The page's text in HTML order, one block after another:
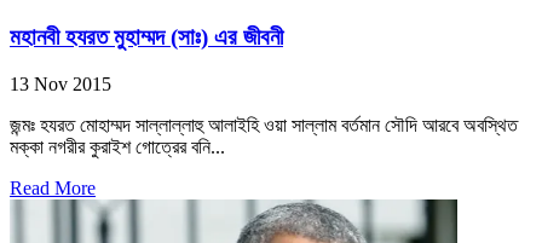
মহানবী হযরত মুহাম্মদ (সাঃ) এর জীবনী
13 Nov 2015
জন্মঃ হযরত মোহাম্মদ সাল্লাল্লাহু আলাইহি ওয়া সাল্লাম বর্তমান সৌদি আরবে অবস্থিত
মক্কা নগরীর কুরাইশ গোত্রের বনি...
Read More